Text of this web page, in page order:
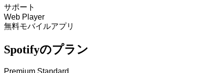
サポート
Web Player
無料モバイルアプリ
Spotifyのプラン
Premium Standard